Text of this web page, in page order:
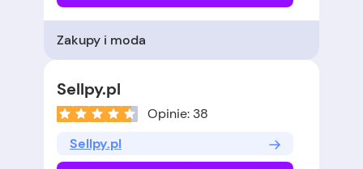
Zakupy i moda
Sellpy.pl
Opinie: 38
Sellpy.pl